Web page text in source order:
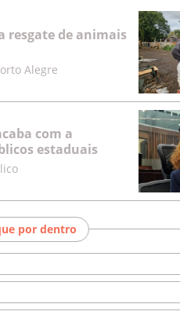
resgate de animais
Alegre
com a
estaduais
por dentro